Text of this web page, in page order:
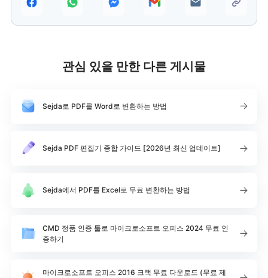
관심 있을 만한 다른 게시물
Sejda로 PDF를 Word로 변환하는 방법
Sejda PDF 편집기 종합 가이드 [2026년 최신 업데이트]
Sejda에서 PDF를 Excel로 무료 변환하는 방법
CMD 정품 인증 툴로 마이크로소프트 오피스 2024 무료 인
증하기
마이크로소프트 오피스 2016 크랙 무료 다운로드 (무료 제